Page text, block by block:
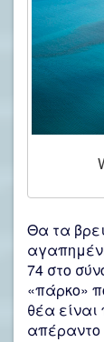
Θα τα
74 στο
«πάρκο»
θέα
απέραντο